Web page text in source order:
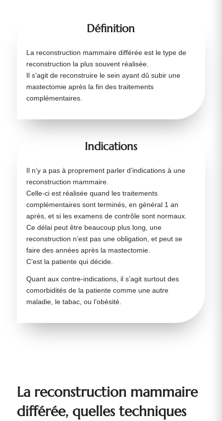
Définition
La reconstruction mammaire différée est le type de
reconstruction la plus souvent réalisée.
Il s’agit de reconstruire le sein ayant dû subir une
mastectomie après la fin des traitements
complémentaires.
Indications
Il n’y a pas à proprement parler d’indications à une
reconstruction mammaire.
Celle-ci est réalisée quand les traitements
complémentaires sont terminés, en général 1 an
après, et si les examens de contrôle sont normaux.
Ce délai peut être beaucoup plus long, une
reconstruction n’est pas une obligation, et peut se
faire des années après la mastectomie.
C’est la patiente qui décide.
Quant aux contre-indications, il s’agit surtout des
comorbidités de la patiente comme une autre
maladie, le tabac, ou l’obésité.
La reconstruction mammaire
différée, quelles techniques